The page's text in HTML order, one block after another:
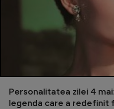
Personalitatea zilei 4
legenda care a redefinit